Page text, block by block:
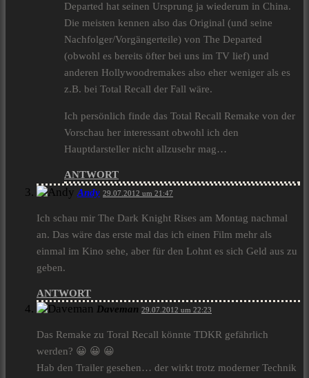
Departed hat seinen Ursprung ja wiederum in China.
Die meisten kennen also das Original (und seine
Nachfolger/Vorgängerteile) von The Departed
(obwohl es bereits öfter bei uns im TV lief) und
anderen Hollywoodremakes also eher weniger als es
z.B. bei Total Recall der Fall wäre.
Ich persönlich finde das Total Recall Remake von der
Vorschau her interessant obwohl ich den
Hauptdarsteller nicht allzusehr mag…
ANTWORT
Andy 29.07.2012 um 21:47
Ich schau mir The Dark Knight Rises am Montag nachmal
an. Das wäre das erste mal das ich einen Film mehr als
einmal im Kino sehe, aber für den Lohnt es sich Geld aus zu
geben.
ANTWORT
Daveman 29.07.2012 um 22:23
Das Remake zu Toral Recall könnte TDKR gefährlich
werden? 😀 😀 😀
Hab den Trailer gesehen… der wirkt trotz moderner Technik